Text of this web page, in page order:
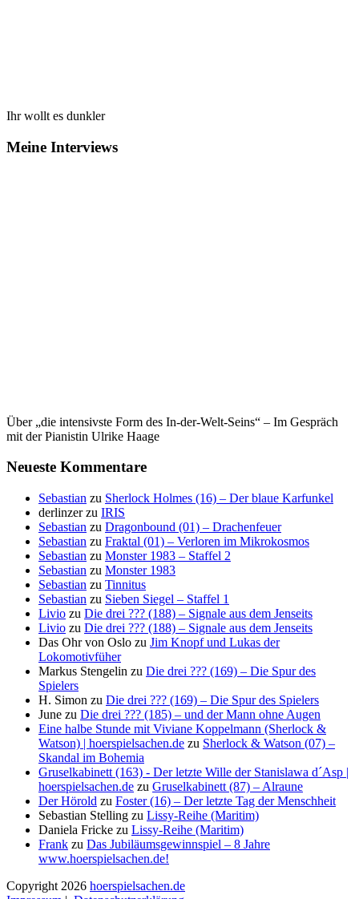
Ihr wollt es dunkler
Meine Interviews
Über „die intensivste Form des In-der-Welt-Seins“ – Im Gespräch
mit der Pianistin Ulrike Haage
Neueste Kommentare
Sebastian zu Sherlock Holmes (16) – Der blaue Karfunkel
derlinzerzu IRIS
Sebastian zu Dragonbound (01) – Drachenfeuer
Sebastian zu Fraktal (01) – Verloren im Mikrokosmos
Sebastian zu Monster 1983 – Staffel 2
Sebastian zu Monster 1983
Sebastian zu Tinnitus
Sebastian zu Sieben Siegel – Staffel 1
Livio zu Die drei ??? (188) – Signale aus dem Jenseits
Livio zu Die drei ??? (188) – Signale aus dem Jenseits
Das Ohr von Oslo zu Jim Knopf und Lukas der
Lokomotivfüher
Markus Stengelin zu Die drei ??? (169) – Die Spur des
Spielers
H. Simon zu Die drei ??? (169) – Die Spur des Spielers
June zu Die drei ??? (185) – und der Mann ohne Augen
Eine halbe Stunde mit Viviane Koppelmann (Sherlock &
Watson) | hoerspielsachen.de zu Sherlock & Watson (07) –
Skandal im Bohemia
Gruselkabinett (163) - Der letzte Wille der Stanislawa d´Asp |
hoerspielsachen.de zu Gruselkabinett (87) – Alraune
Der Hörold zu Foster (16) – Der letzte Tag der Menschheit
Sebastian Stelling zu Lissy-Reihe (Maritim)
Daniela Fricke zu Lissy-Reihe (Maritim)
Frank zu Das Jubiläumsgewinnspiel – 8 Jahre
www.hoerspielsachen.de!
Copyright 2026 hoerspielsachen.de